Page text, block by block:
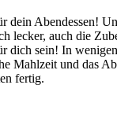
dein Abendessen!
lecker, auch die
dich sein! In
Mahlzeit und das
fertig.